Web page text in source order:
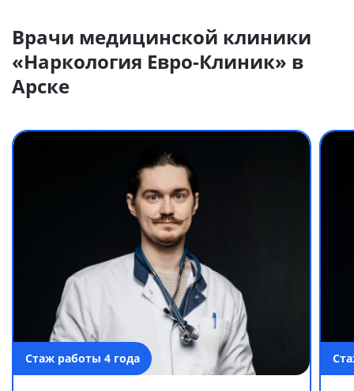
Врачи медицинской клиники
«Наркология Евро-Клиник» в
Арске
Стаж работы 4 года